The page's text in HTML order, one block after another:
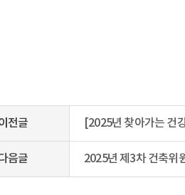
전글 [2025년 찾아가는 건
음글 2025년 제3차 건축위